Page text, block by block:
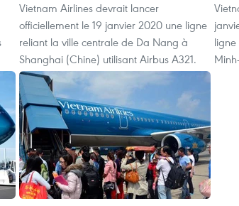
Vietnam Airlines devrait lancer
officiellement le 19 janvier 2020 une ligne
reliant la ville centrale de Da Nang à
Shanghai (Chine) utilisant Airbus A321.